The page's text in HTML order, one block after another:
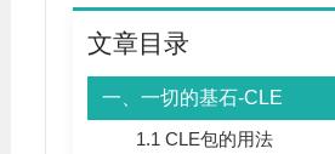
文章目录
一、一切的基石-CLE
1.1 CLE包的用法